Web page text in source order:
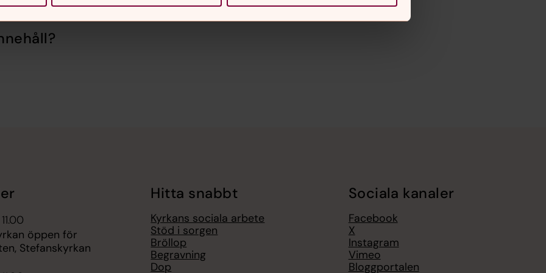
öppen för
Stefanskyrkan
Hitta snabbt
Kyrkans sociala arbete
Stöd i sorgen
Bröllop
Begravning
Dop
Sociala kanaler
Facebook
X
Instagram
Vimeo
Bloggportalen